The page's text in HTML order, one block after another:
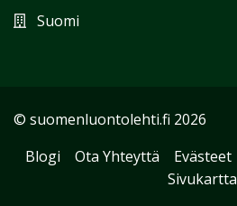
Suomi
© suomenluontolehti.fi 2026
Blogi
Ota Yhteyttä Evästeet
Sivukartta